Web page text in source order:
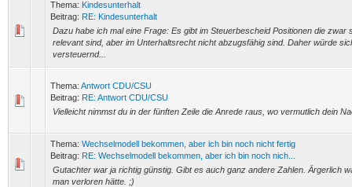
Thema: Kindesunterhalt
Beitrag: RE: Kindesunterhalt
Dazu habe ich mal eine Frage: Es gibt im Steuerbescheid Positionen die zwar
relevant sind, aber im Unterhaltsrecht nicht abzugsfähig sind. Daher würde
versteuernd...
Thema: Antwort CDU/CSU
Beitrag: RE: Antwort CDU/CSU
Vielleicht nimmst du in der fünften Zeile die Anrede raus, wo vermutlich dein
Thema: Wechselmodell bekommen, aber ich bin noch nicht fertig
Beitrag: RE: Wechselmodell bekommen, aber ich bin noch nich...
Gutachter war ja richtig günstig. Gibt es auch ganz andere Zahlen. Ärgerlich
man verloren hätte. ;)